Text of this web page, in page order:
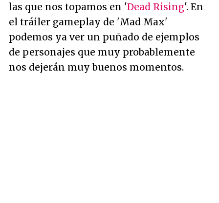
las que nos topamos en 'Dead Rising'. En
el tráiler gameplay de 'Mad Max'
podemos ya ver un puñado de ejemplos
de personajes que muy probablemente
nos dejerán muy buenos momentos.